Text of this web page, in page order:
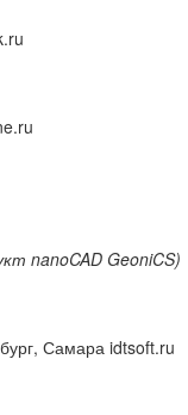
nanoCAD GeoniCS)
Самара idtsoft.ru